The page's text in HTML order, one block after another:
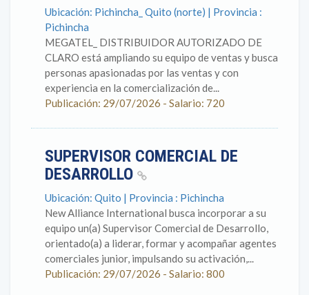
Ubicación: Pichincha_ Quito (norte) | Provincia :
Pichincha
MEGATEL_ DISTRIBUIDOR AUTORIZADO DE
CLARO está ampliando su equipo de ventas y busca
personas apasionadas por las ventas y con
experiencia en la comercialización de...
Publicación: 29/07/2026 - Salario: 720
SUPERVISOR COMERCIAL DE
DESARROLLO
Ubicación: Quito | Provincia : Pichincha
New Alliance International busca incorporar a su
equipo un(a) Supervisor Comercial de Desarrollo,
orientado(a) a liderar, formar y acompañar agentes
comerciales junior, impulsando su activación,...
Publicación: 29/07/2026 - Salario: 800